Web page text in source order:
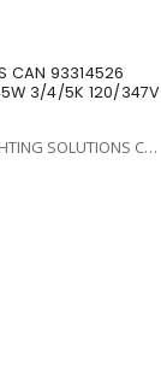
CAN 93314526
45W 3/4/5K 120/347V
CURRENT LIGHTING SOLUTIONS CAN